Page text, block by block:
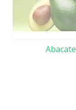
Abacate